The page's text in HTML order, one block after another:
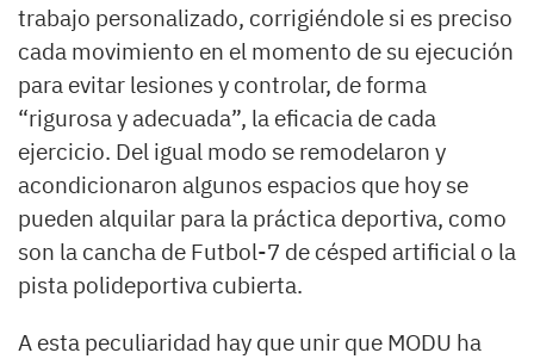
trabajo personalizado, corrigiéndole si es preciso
cada movimiento en el momento de su ejecución
para evitar lesiones y controlar, de forma
“rigurosa y adecuada”, la eficacia de cada
ejercicio. Del igual modo se remodelaron y
acondicionaron algunos espacios que hoy se
pueden alquilar para la práctica deportiva, como
son la cancha de Futbol-7 de césped artificial o la
pista polideportiva cubierta.
A esta peculiaridad hay que unir que MODU ha